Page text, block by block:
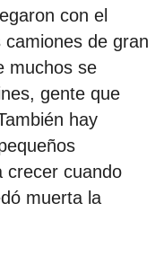
con el
de gran
muchos se
gente que
hay
crecer cuando
muerta la